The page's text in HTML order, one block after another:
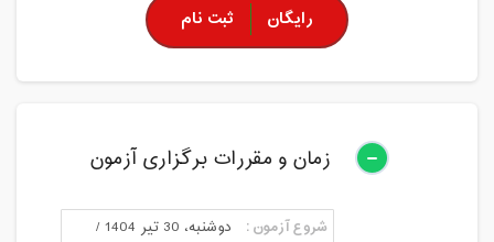
رایگان ثبت نام
زمان و مقررات برگزاری آزمون
شروع آزمون :
دوشنبه، 30 تیر 1404 /